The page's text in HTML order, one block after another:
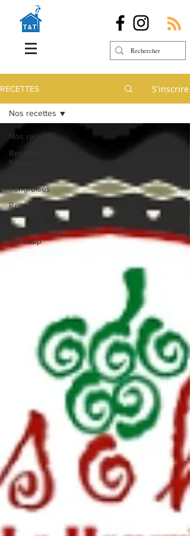
RECETTES S'inscrire
Nos recettes
Recettes
françaises
hongroises
Recettes
italiennes
L'actu au coup
par coup
Nos recettes